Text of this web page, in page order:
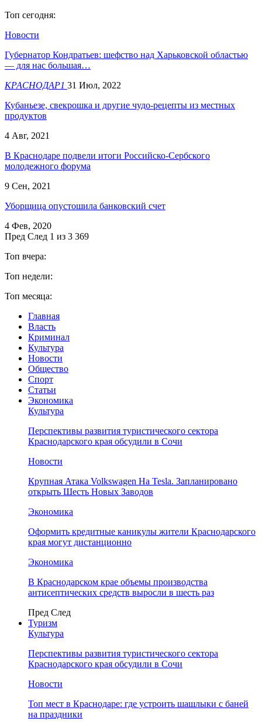
Топ сегодня:
Новости
Губернатор Кондратьев: шефство над Харьковской областью
— для нас большая…
КРАСНОДАР1 31 Июл, 2022
Кубаньезе, свекрошка и другие чудо-рецепты из местных
продуктов
4 Авг, 2021
В Краснодаре подвели итоги Российско-Сербского
молодежного форума
9 Сен, 2021
Уборщица опустошила банковский счет
4 Фев, 2020
Пред След 1 из 3 369
Топ вчера:
Топ недели:
Топ месяца:
Главная
Власть
Криминал
Культура
Новости
Общество
Спорт
Статьи
Экономика
Культура
Перспективы развития туристического сектора
Краснодарского края обсудили в Сочи
Новости
Крупная Атака Volkswagen На Tesla. Запланировано
открыть Шесть Новых Заводов
Экономика
Оформить кредитные каникулы жители Краснодарского
края могут дистанционно
Экономика
В Краснодарском крае объемы производства
антисептических средств выросли в шесть раз
Пред След
Туризм
Культура
Перспективы развития туристического сектора
Краснодарского края обсудили в Сочи
Новости
Топ мест в Краснодаре: где устроить шашлыки с баней
на праздники